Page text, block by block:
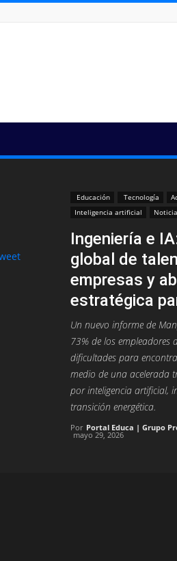
Educación Tecnología
Inteligencia artificial
Ingeniería e
global de
empresas y
estratégica
Un nuevo informe de
73% de los empleadores
dificultades para
medio de una acelerada
por inteligencia artificial,
transición energética.
Por Portal Educa | Grupo
mayo 29, 2026